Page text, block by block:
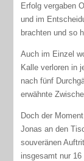
Erfolg vergaben
und im
brachten und so
Auch im Einzel
Kalle verloren in
nach fünf
erwähnte
Doch der
Jonas an den
souveränen
insgesamt nur